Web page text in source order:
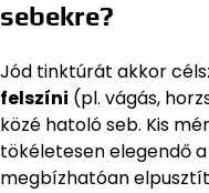
sebekre?
Jód tinktúrát akkor
felszíni (pl. vágás,
közé hatoló seb. Kis
tökéletesen elegendő
megbízhatóan